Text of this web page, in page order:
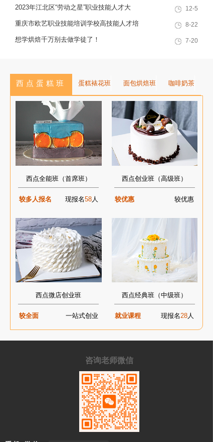
技能培训学校技能人才榜上有名！
点，看手艺更考验审美
2023年江北区“劳动之星”职业技能人才大
赛，我校选手荣获互联网营销师第一名
12-5
重庆市欧艺职业技能培训学校高技能人才培
训基地建设专家指导会会议简报
8-22
想学烘焙千万别去做学徒了！ 7-20
西点蛋糕班 蛋糕裱花班 面包烘焙班 咖啡奶茶
西点全能班（首席班）
较多人报名 现报名58人
西点创业班（高级班）
较优惠 较优惠
西点微店创业班
较全面 一站式创业
西点经典班（中级班）
就业课程 现报名28人
咨询老师微信